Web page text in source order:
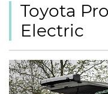
Toyota
Electric